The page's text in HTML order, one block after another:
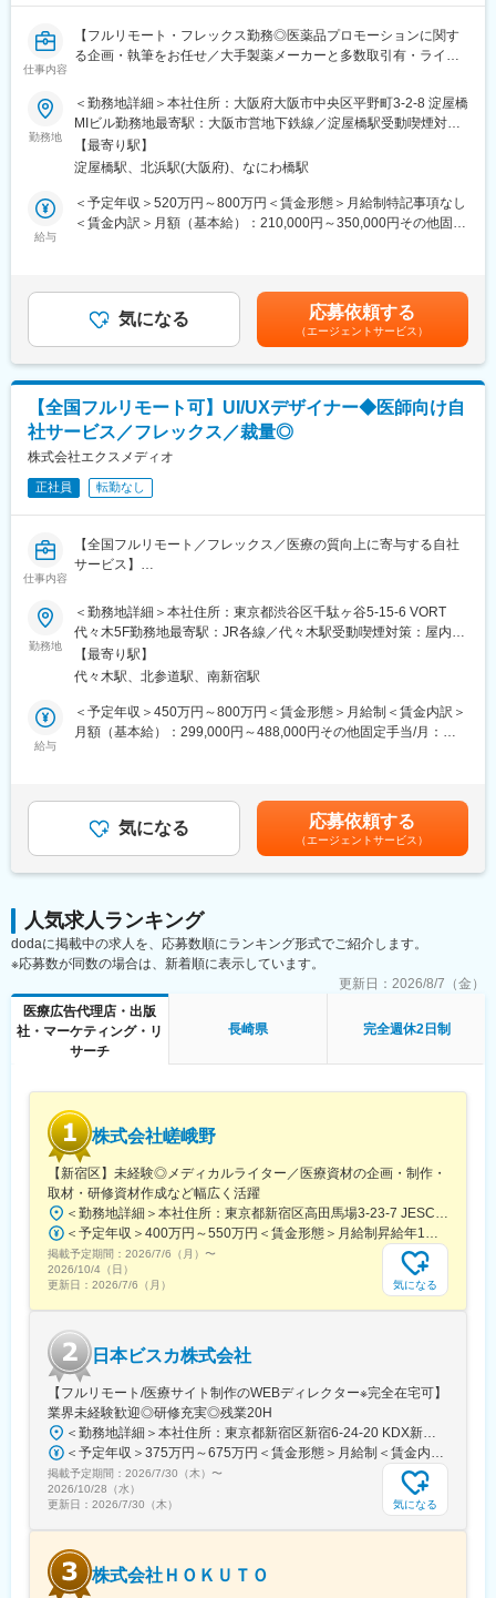
方の歯の悩みを解決したいとブランドを育ててきた結果、既に10
万人以上の患者様が笑顔になるお手伝いをしてきました。
2022年6月にマーケティングに特化した子会社である
SheepMedical Technologies株式会社を設立、また同年9月にはク
設立し、キレイライン矯正だけにとどまらず幅広い歯科の領域で
患者様を笑顔にするサービスを展開しております。
変更の範囲：会社の定める業務
仕事内容
【フルリモート・フレックス勤務◎医薬品プロモーションに関す
る企画・執筆をお任せ／大手製薬メーカーと多数取引有・ライタ
【はじめに】
本求人はメディカルライターの募集です。医薬品に関する資料
（パンフレットや冊子など）の企画～制作までをお任せします。
※薬効・薬理作用・成分解説などが書かれた製品情報などのプロモ
ーションです。
■原稿作成に必要な情報収集：
医学文献検索、お医者様や患者様へのインタビュー、座談会開
催、学会取材などから情報を収集いただきます。
やすく、科学的に正しく作成いただきます。
【取り扱い製品例】
■医療用医薬品の製品情報概要
■効果効能や臨床試験等のパンフレット
■座談会等の記録集
■MRの研修テキスト
■患者向け説明冊子
■Webサイトをはじめとする各種デジタル資材等
企画制作部は20名程度の部署になります。チーム体制で業務を行
っており、1チームにつき5～7名で構成さています。製薬企業か
ら転職してきた方が多くいらっしゃり、経験・知識豊富なスタッ
フが揃っています。
【キャリアパス】
ゆくゆくは販促資材の企画立案もお任せしたいと考えています。
【弊社の特徴】
■ライター所属数は業界1位：
制作物・クオリティには定評があります。未経験から育て上げる
文化もある一方で、プロ集団として日々サービスクオリティの向
上に努めています。
■グループ会社（医療系出版社）の創刊数も業界1位：
グループ会社であるメディカルレビュー社は業界内でトップの自
社創刊数を誇っており、そのグループ会社である同社はその創刊
数の多さを支えています。
勤務地
＜勤務地詳細＞本社住所：大阪府大阪市中央区平野町3-2-8 淀屋橋
MIビル勤務地最寄駅：大阪市営地下鉄線／淀屋橋駅受動喫煙対
策：屋内全面禁煙変更の範囲：会社の定める事業所（リモートワ
ーク含む）
【最寄り駅】
淀屋橋駅、北浜駅(大阪府)、なにわ橋駅
給与
＜予定年収＞520万円～800万円＜賃金形態＞月給制特記事項なし
＜賃金内訳＞月額（基本給）：210,000円～350,000円その他固定
昇給：有（年4回人事考課がありますが、原則評価が下がることは
ありません）賃金はあくまでも目安の金額であり、選考を通じて
上下する可能性があります。月給(月額)は固定手当を含めた表記で
す。
気になる 応募依頼する
（エージェントサービス）
【全国フルリモート可】UI/UXデザイナー◆医師向け自
社サービス／フレックス／裁量◎
株式会社エクスメディオ
正社員 転勤なし
仕事内容
【全国フルリモート／フレックス／医療の質向上に寄与する自社
サービス】
医師専用Webサービス・アプリを運営する当社にて、「ヒポク
ラ」のUI/UXデザイナーをお任せします。
■業務内容：
医師という専門性の高いユーザーに向き合い、プロダクト・マー
ケティング・ブランディングまで横断的に関わることができま
す。PM・開発ディレクター・エンジニアと連携しながら、UI/UX
っていただきたいと考えています。
・HTMLメールや広告バナー・SNS画像などWEBマーケティング
に必要なデザイン
・学会で配るチラシやリーフレット・会員獲得のためのダイレク
■働き方
残業時間は10～20時間程とワークライフバランスを整えやすい環
四半期に一回程度の対面で会うキックオフの機会もご用意してお
ります。
■当社について：
当社は、「テクノロジーの力で人々の健康寿命を延ばす」ことを
理念に掲げ、医師専用のWebサービスやアプリを展開していま
す。
当社が提供する「ヒポクラ」は、約70,000人以上の医師が参加す
ンライン医局”として多くの医師に活用されています。
コミュニティを通じて、医師は他の専門領域の知見を得たり、診
療の選択肢を広げたりすることができ、結果的に患者さんにより
良い医療を届けることにつながっています。単なる情報共有にと
どまらず、医師同士の相互支援を通じて臨床力とモチベーション
を高める仕組みを提供している点が、当社サービスの大きな強み
となっています。
勤務地
＜勤務地詳細＞本社住所：東京都渋谷区千駄ヶ谷5-15-6 VORT
代々木5F勤務地最寄駅：JR各線／代々木駅受動喫煙対策：屋内全
面禁煙変更の範囲：会社の定める事業所（リモートワーク含む）
【最寄り駅】
代々木駅、北参道駅、南新宿駅
給与
＜予定年収＞450万円～800万円＜賃金形態＞月給制＜賃金内訳＞
月額（基本給）：299,000円～488,000円その他固定手当/月：
残業手当＞有＜給与補足＞■上記「その他固定手当」：在宅勤務手
当賃金はあくまでも目安の金額であり、選考を通じて上下する可
能性があります。月給(月額)は固定手当を含めた表記です。
気になる 応募依頼する
（エージェントサービス）
人気求人ランキング
dodaに掲載中の求人を、応募数順にランキング形式でご紹介します。
※応募数が同数の場合は、新着順に表示しています。
更新日： 2026/8/7（金）
医療広告代理店・出版
社・マーケティング・リ
サーチ
長崎県 完全週休2日制
株式会社嵯峨野
【新宿区】未経験◎メディカルライター／医療資材の企画・制作・
取材・研修資材作成など幅広く活躍
＜勤務地詳細＞本社住所：東京都新宿区高田馬場3-23-7 JESCO高田馬場3F受動喫煙対策：屋内全面禁煙変更の範囲：会社の定める事業所（リモートワーク含む）
＜予定年収＞400万円～550万円＜賃金形態＞月給制昇給年1回、賞与年2回（実績）＜賃金内訳＞月額（基本給）：250,000円～350,000円＜月給＞250,000円～350,000円＜昇給有無＞有＜残業手当＞有＜給与補足＞経験・能力を考慮して決定します賃金はあくまでも目安の金額であり、選考を通じて上下する可能性があります。月給(月額)は固定手当を含めた表記です。
掲載予定期間： 2026/7/6（月） 〜
2026/10/4（日）
更新日： 2026/7/6（月） 気になる
日本ビスカ株式会社
【フルリモート/医療サイト制作のWEBディレクター※完全在宅可】
業界未経験歓迎◎研修充実◎残業20H
＜勤務地詳細＞本社住所：東京都新宿区新宿6-24-20 KDX新宿6丁目ビル10F勤務地最寄駅：都営大江戸線、東京メトロ副都心線／東新宿駅受動喫煙対策：屋内全面禁煙変更の範囲：会社の定める事業所（リモートワーク含む）
＜予定年収＞375万円～675万円＜賃金形態＞月給制＜賃金内訳＞月額（基本給）：250,000円～450,000円＜月給＞250,000円～450,000円＜昇給有無＞有＜残業手当＞有＜給与補足＞■賞与：年2回※25年度実績4.08ヶ月分■昇給：年1回賃金はあくまでも目安の金額であり、選考を通じて上下する可能性があります。月給(月額)は固定手当を含めた表記です。
掲載予定期間： 2026/7/30（木） 〜
2026/10/28（水）
更新日： 2026/7/30（木） 気になる
株式会社ＨＯＫＵＴＯ